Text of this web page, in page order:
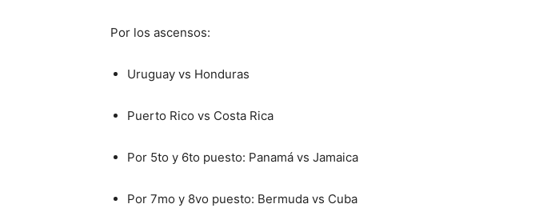
Por los ascensos:
Uruguay vs Honduras
Puerto Rico vs Costa Rica
Por 5to y 6to puesto: Panamá vs Jamaica
Por 7mo y 8vo puesto: Bermuda vs Cuba